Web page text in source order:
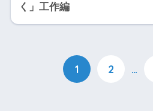
く」工作編
1 2 …